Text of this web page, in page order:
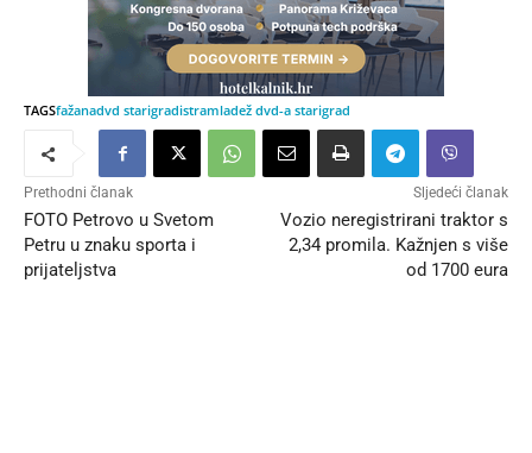
TAGSfažanadvd starigradistramladež dvd-a starigrad
Prethodni članak
FOTO Petrovo u Svetom
Petru u znaku sporta i
prijateljstva
Sljedeći članak
Vozio neregistrirani traktor s
2,34 promila. Kažnjen s više
od 1700 eura